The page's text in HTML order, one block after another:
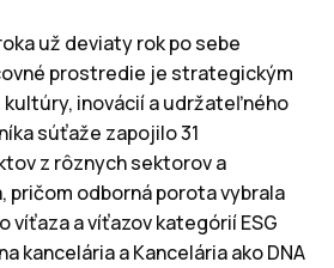
už deviaty rok po sebe
prostredie je strategickým
inovácií a udržateľného
súťaže zapojilo 31
z rôznych sektorov a
pričom odborná porota vybrala
víťaza a víťazov kategórií ESG
kancelária a Kancelária ako DNA